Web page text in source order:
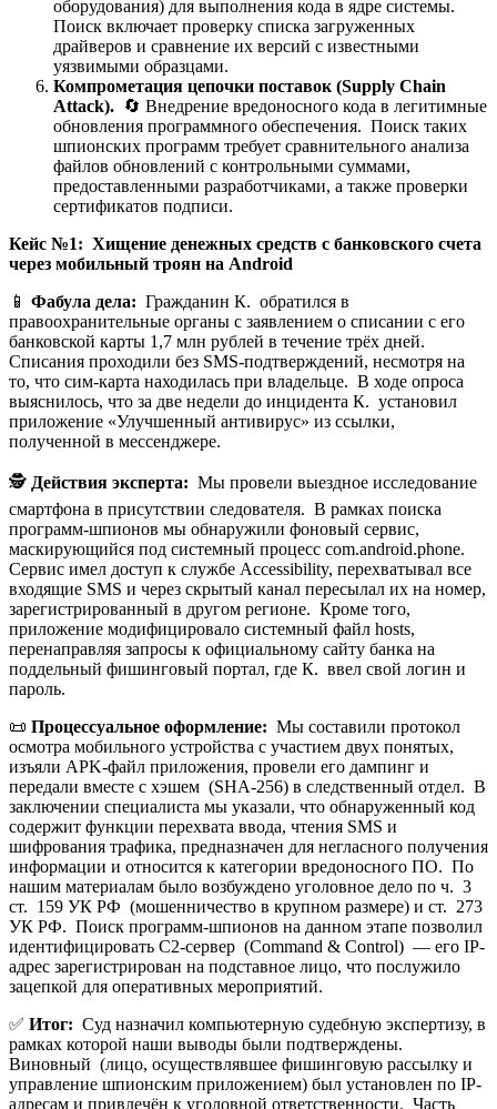
оборудования) для выполнения кода в ядре системы.
Поиск включает проверку списка загруженных
драйверов и сравнение их версий с известными
уязвимыми образцами.
Компрометация цепочки поставок (Supply Chain
Attack). 🔄 Внедрение вредоносного кода в легитимные
обновления программного обеспечения. Поиск таких
шпионских программ требует сравнительного анализа
файлов обновлений с контрольными суммами,
предоставленными разработчиками, а также проверки
сертификатов подписи.
Кейс №1: Хищение денежных средств с банковского счета
через мобильный троян на Android
📱 Фабула дела: Гражданин К. обратился в
правоохранительные органы с заявлением о списании с его
банковской карты 1,7 млн рублей в течение трёх дней.
Списания проходили без SMS-подтверждений, несмотря на
то, что сим-карта находилась при владельце. В ходе опроса
выяснилось, что за две недели до инцидента К. установил
приложение «Улучшенный антивирус» из ссылки,
полученной в мессенджере.
🕵️ Действия эксперта: Мы провели выездное исследование
смартфона в присутствии следователя. В рамках поиска
программ-шпионов мы обнаружили фоновый сервис,
маскирующийся под системный процесс com.android.phone.
Сервис имел доступ к службе Accessibility, перехватывал все
входящие SMS и через скрытый канал пересылал их на номер,
зарегистрированный в другом регионе. Кроме того,
приложение модифицировало системный файл hosts,
перенаправляя запросы к официальному сайту банка на
поддельный фишинговый портал, где К. ввел свой логин и
пароль.
📜 Процессуальное оформление: Мы составили протокол
осмотра мобильного устройства с участием двух понятых,
изъяли APK-файл приложения, провели его дампинг и
передали вместе с хэшем (SHA-256) в следственный отдел. В
заключении специалиста мы указали, что обнаруженный код
содержит функции перехвата ввода, чтения SMS и
шифрования трафика, предназначен для негласного получения
информации и относится к категории вредоносного ПО. По
нашим материалам было возбуждено уголовное дело по ч. 3
ст. 159 УК РФ (мошенничество в крупном размере) и ст. 273
УК РФ. Поиск программ-шпионов на данном этапе позволил
идентифицировать C2-сервер (Command & Control) — его IP-
адрес зарегистрирован на подставное лицо, что послужило
зацепкой для оперативных мероприятий.
✅ Итог: Суд назначил компьютерную судебную экспертизу, в
рамках которой наши выводы были подтверждены.
Виновный (лицо, осуществлявшее фишинговую рассылку и
управление шпионским приложением) был установлен по IP-
адресам и привлечён к уголовной ответственности. Часть